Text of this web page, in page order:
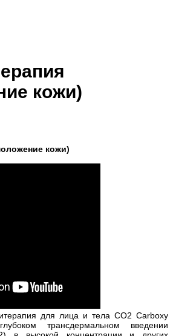
кожи)
кожи)
для лица и тела CO2 Carboxy
трансдермальном введении